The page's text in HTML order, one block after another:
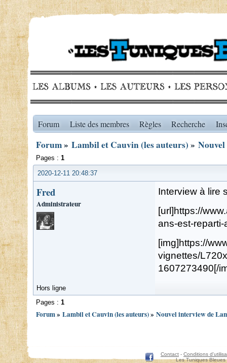
Forum Liste des membres Règles Recherche
Forum» Lambil et Cauvin (les auteurs) »
Pages : 1
2020-12-11 20:48:37
Fred
Administrateur
Interview à lire
[url]https://
ans-est-
[img]https://
vignettes/
1607273490[/
Hors ligne
Pages : 1
Forum» Lambil et Cauvin (les auteurs)» Nouvel interview de
Contact - Conditions
Les Tuniques